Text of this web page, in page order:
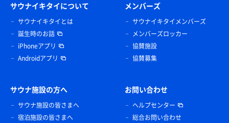
サウナイキタイについて
サウナイキタイとは
誕生時のお話
iPhoneアプリ
Androidアプリ
メンバーズ
サウナイキタイメンバーズ
メンバーズロッカー
協賛施設
協賛募集
サウナ施設の方へ
サウナ施設の皆さまへ
宿泊施設の皆さまへ
お問い合わせ
ヘルプセンター
総合お問い合わせ